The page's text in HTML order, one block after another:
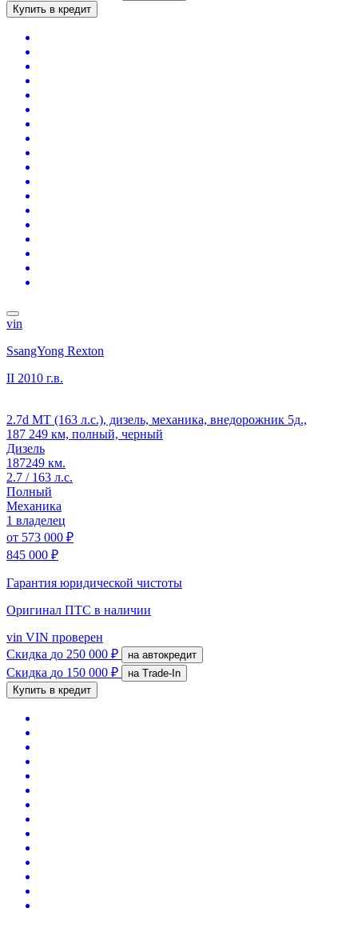
Купить в кредит
vin
SsangYong Rexton
II 2010 г.в.
2.7d MT (163 л.с.), дизель, механика, внедорожник 5д.,
187 249 км, полный, черный
Дизель
187249 км.
2.7 / 163 л.с.
Полный
Механика
1 владелец
от 573 000 ₽
845 000 ₽
Гарантия юридической чистоты
Оригинал ПТС в наличии
vin VIN проверен
Скидка до 250 000 ₽ на автокредит
Скидка до 150 000 ₽
на Trade-In
Купить в кредит